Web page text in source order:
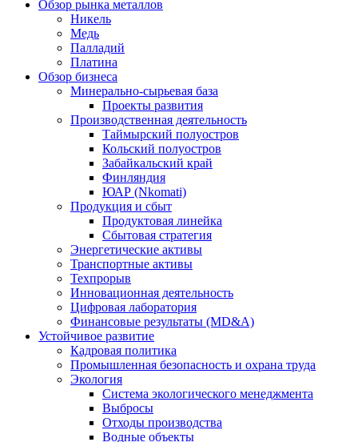
Обзор рынка металлов
Никель
Медь
Палладий
Платина
Обзор бизнеса
Минерально-сырьевая база
Проекты развития
Производственная деятельность
Таймырский полуостров
Кольский полуостров
Забайкальский край
Финляндия
ЮАР (Nkomati)
Продукция и сбыт
Продуктовая линейка
Сбытовая стратегия
Энергетические активы
Транспортные активы
Техпрорыв
Инновационная деятельность
Цифровая лаборатория
Финансовые результаты (MD&A)
Устойчивое развитие
Кадровая политика
Промышленная безопасность и охрана труда
Экология
Система экологического менеджмента
Выбросы
Отходы производства
Водные объекты